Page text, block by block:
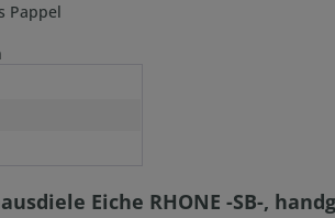
Pappel
Eiche RHONE -SB-,